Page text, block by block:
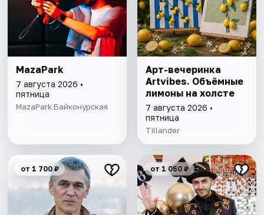
MazaPark
7 августа 2026 •
пятница
MazaPark Байконурская
Арт-вечеринка
Artvibes. Объёмные
лимоны на холсте
7 августа 2026 •
пятница
Tillander
от 1 700 ₽ от 1 050 ₽